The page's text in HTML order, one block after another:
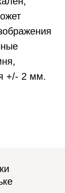
+/- 2 мм.